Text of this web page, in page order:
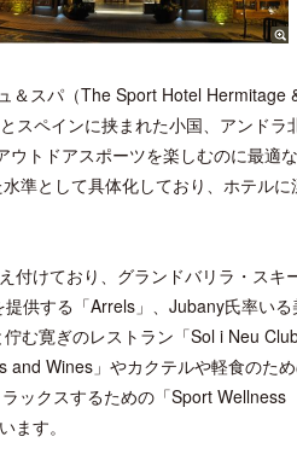
＆スパ（The Sport Hotel Hermitage
スペインに挟まれた小国、アンドラ
トドアスポーツを楽しむのに最適
準として具体化しており、ホテルに
付けており、グランドバリラ・スキ
供する「Arrels」、Jubany氏率いる
む寛ぎのレストラン「Sol i Neu
and Wines」やカクテルや軽食のた
ックスするための「Sport Wellness
ます。